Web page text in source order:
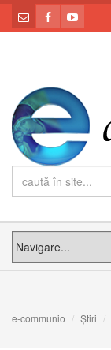
e-communio Știri